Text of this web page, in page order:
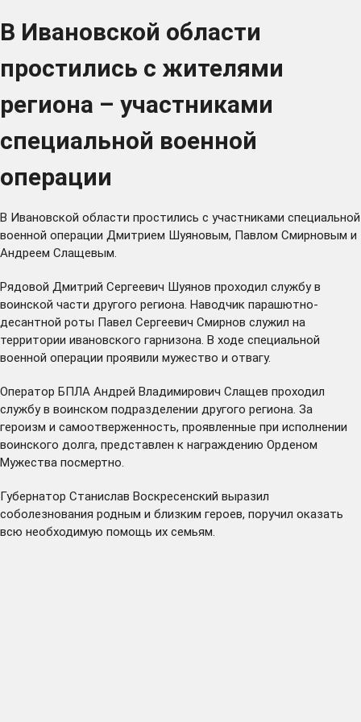
В Ивановской области
простились с жителями
региона – участниками
специальной военной
операции
В Ивановской области простились с участниками специальной
военной операции Дмитрием Шуяновым, Павлом Смирновым и
Андреем Слащевым.
Рядовой Дмитрий Сергеевич Шуянов проходил службу в
воинской части другого региона. Наводчик парашютно-
десантной роты Павел Сергеевич Смирнов служил на
территории ивановского гарнизона. В ходе специальной
военной операции проявили мужество и отвагу.
Оператор БПЛА Андрей Владимирович Слащев проходил
службу в воинском подразделении другого региона. За
героизм и самоотверженность, проявленные при исполнении
воинского долга, представлен к награждению Орденом
Мужества посмертно.
Губернатор Станислав Воскресенский выразил
соболезнования родным и близким героев, поручил оказать
всю необходимую помощь их семьям.